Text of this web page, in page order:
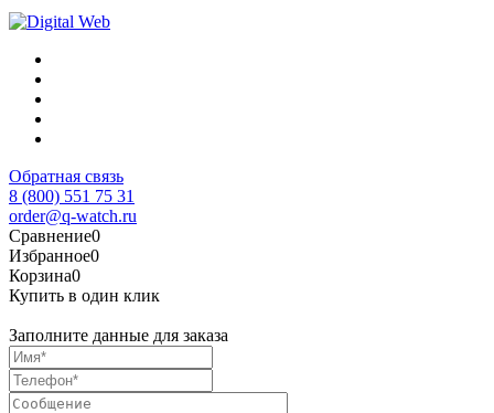
Обратная связь
8 (800) 551 75 31
order@q-watch.ru
Сравнение0
Избранное0
Корзина0
Купить в один клик
Заполните данные для заказа